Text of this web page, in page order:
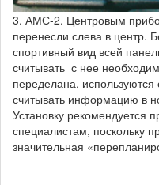
3. АМС-2. Центровым
перенесли слева в центр.
спортивный вид всей
считывать с нее
переделана,
считывать информацию в
Установку рекомендуется
специалистам, поскольку
значительная